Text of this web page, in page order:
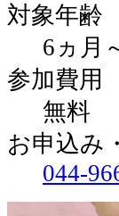
対象年齢
6ヵ月
参加費用
無料
お申込み
044-